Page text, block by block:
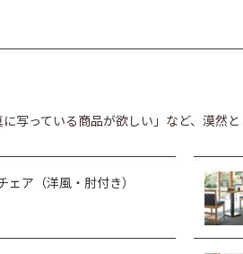
写っている商品が欲しい」など、漠
ェア（洋風・肘付き）